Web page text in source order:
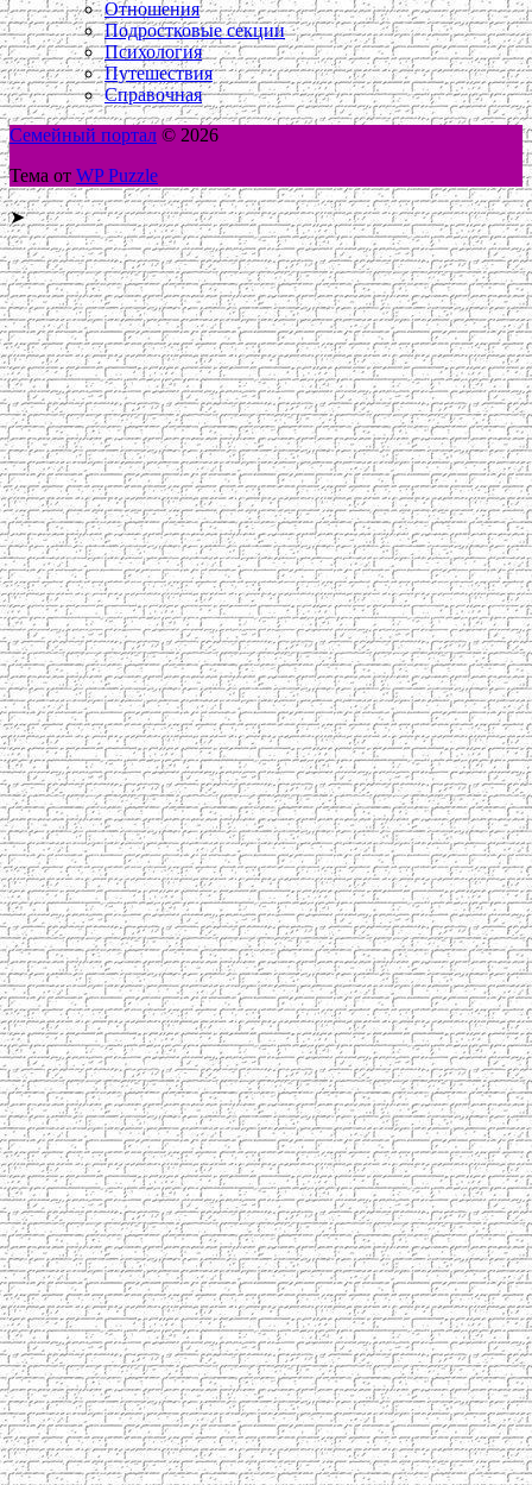
Отношения
Подростковые секции
Психология
Путешествия
Справочная
Семейный портал © 2026
Тема от WP Puzzle
➤